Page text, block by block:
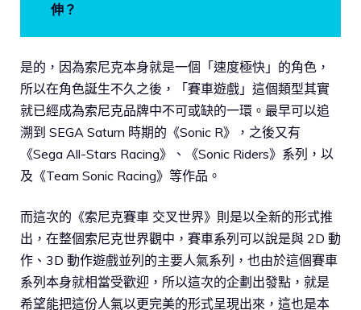
伸？
是的，因為索尼克本身就是一個「速度極快」的角色，
所以在角色誕生不久之後，「賽車遊戲」這個類型其實
就已經成為索尼克品牌中不可或缺的一環。最早可以追
溯到 SEGA Saturn 時期的《Sonic R》，之後又有
《Sega All-Stars Racing》、《Sonic Riders》系列，以
及《Team Sonic Racing》等作品。
而這次的《索尼克賽車 交叉世界》則是以全新的形式推
出，在整個索尼克世界觀中，賽車系列可以說是與 2D 動
作、3D 動作遊戲並列的主要人氣系列，也由於這個賽車
系列本身就相當受歡迎，所以這次的企劃出發點，就是
希望能把這份人氣以更完美的形式呈現出來，這也是本